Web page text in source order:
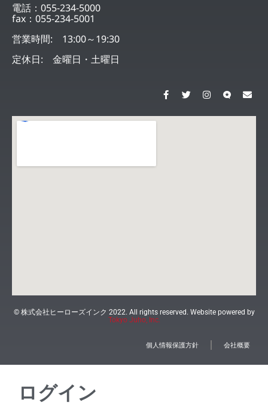
電話：055-234-5000
fax：055-234-5001
営業時間: 13:00～19:30
定休日: 金曜日・土曜日
© 株式会社ヒーローズインク 2022. All rights reserved. Website powered by
Tokyo Juho, Inc.
個人情報保護方針 会社概要
ログイン